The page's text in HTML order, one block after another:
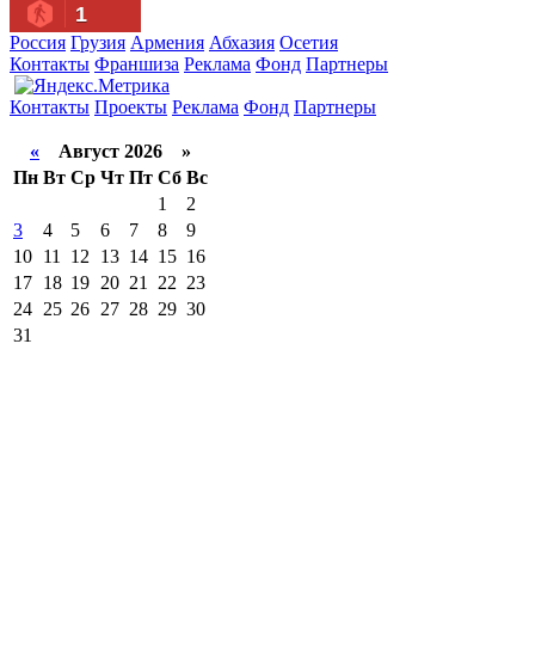
1
Россия Грузия Армения Абхазия Осетия
Контакты Франшиза Реклама Фонд Партнеры
Контакты Проекты Реклама Фонд Партнеры
« Август 2026 »
Пн Вт Ср Чт Пт Сб Вс
1
2
3
4 5 6 7 8
9
10 11 12 13 14 15 16
17 18 19 20 21 22 23
24 25 26 27 28 29 30
31